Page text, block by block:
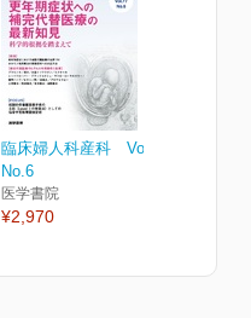
臨床婦人科産科 Vol.77
No.6
医学書院
¥2,970